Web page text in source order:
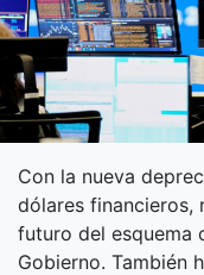
Con la nueva
dólares financieros,
futuro del esquema
Gobierno. También